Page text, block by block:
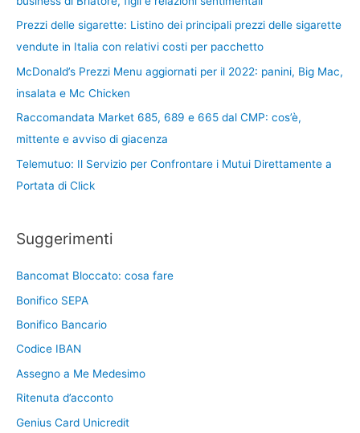
Prezzi delle sigarette: Listino dei principali prezzi delle sigarette
vendute in Italia con relativi costi per pacchetto
McDonald’s Prezzi Menu aggiornati per il 2022: panini, Big Mac,
insalata e Mc Chicken
Raccomandata Market 685, 689 e 665 dal CMP: cos’è,
mittente e avviso di giacenza
Telemutuo: Il Servizio per Confrontare i Mutui Direttamente a
Portata di Click
Suggerimenti
Bancomat Bloccato: cosa fare
Bonifico SEPA
Bonifico Bancario
Codice IBAN
Assegno a Me Medesimo
Ritenuta d’acconto
Genius Card Unicredit